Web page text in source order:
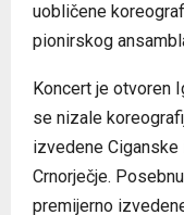
uobličene
pionirskog
Koncert je otvoren
se nizale
izvedene
Crnorječje.
premijerno